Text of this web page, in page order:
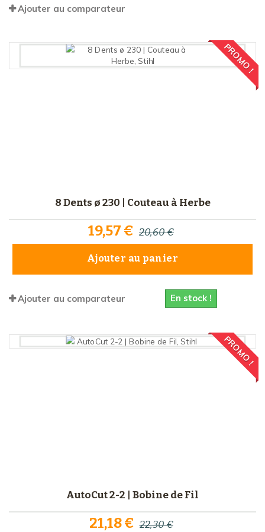
Ajouter au comparateur
PROMO !
8 Dents ø 230 | Couteau à Herbe
19,57 € 20,60 €
Ajouter au panier
Ajouter au comparateur En stock !
PROMO !
AutoCut 2-2 | Bobine de Fil
21,18 € 22,30 €